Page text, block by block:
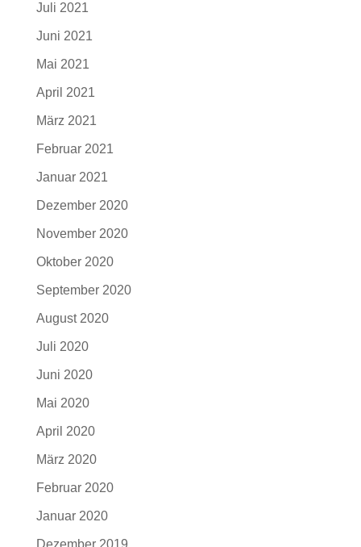
Juli 2021
Juni 2021
Mai 2021
April 2021
März 2021
Februar 2021
Januar 2021
Dezember 2020
November 2020
Oktober 2020
September 2020
August 2020
Juli 2020
Juni 2020
Mai 2020
April 2020
März 2020
Februar 2020
Januar 2020
Dezember 2019